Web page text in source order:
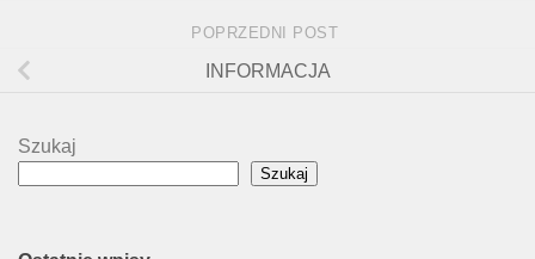
POPRZEDNI POST
INFORMACJA
Szukaj
Szukaj